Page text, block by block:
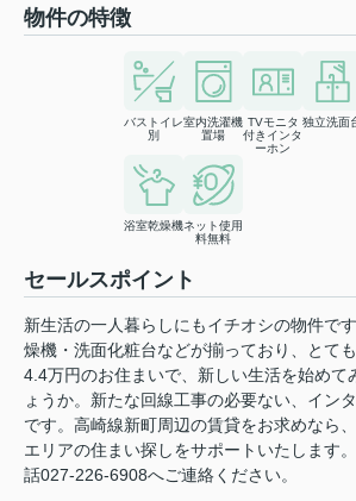
物件の特徴
バストイレ
別
室内洗濯機
置場
TVモニタ
付きインタ
ーホン
独立洗面
浴室乾燥機ネット使用
料無料
セールスポイント
新生活の一人暮らしにもイチオシの物件で
燥機・洗面化粧台などが揃っており、とて
4.4万円のお住まいで、新しい生活を始めて
ょうか。新たな回線工事の必要ない、イン
です。高崎線新町周辺の賃貸をお求めなら
エリアの住まい探しをサポートいたします
話027-226-6908へご連絡ください。